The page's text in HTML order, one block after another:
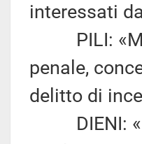
interessati
PILI:
penale,
delitto di
DIENI: